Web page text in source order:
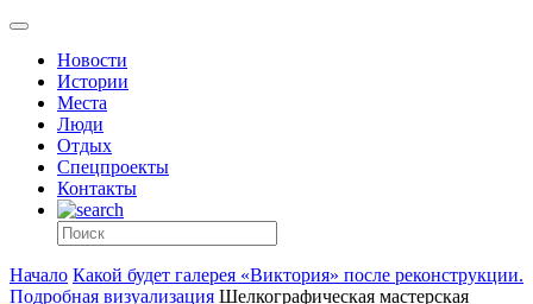
Новости
Истории
Места
Люди
Отдых
Спецпроекты
Контакты
Начало Какой будет галерея «Виктория» после реконструкции.
Подробная визуализация Шелкографическая мастерская